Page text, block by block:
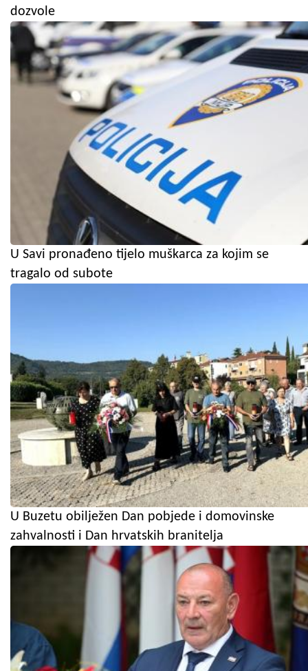
dozvole
U Savi pronađeno tijelo muškarca za kojim se
tragalo od subote
U Buzetu obilježen Dan pobjede i domovinske
zahvalnosti i Dan hrvatskih branitelja